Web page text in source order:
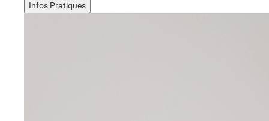
Infos Pratiques